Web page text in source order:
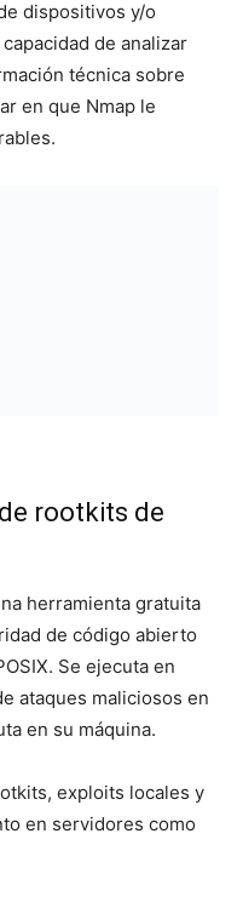
dispositivos y/o
de analizar
técnica sobre
en que Nmap le
rootkits de
herramienta gratuita
de código abierto
Se ejecuta en
ataques maliciosos en
en su máquina.
exploits locales y
en servidores como